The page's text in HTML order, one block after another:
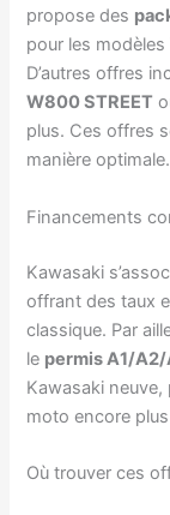
propose des
pour les modèles
D’autres offres
W800 STREET
plus. Ces offres
manière optimale.
Financements
Kawasaki
offrant des taux
classique. Par
le permis A1/
Kawasaki neuve,
moto encore
Où trouver ces